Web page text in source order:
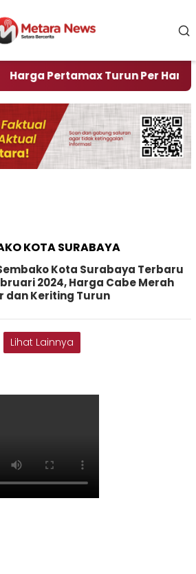
Pertamax Turun Per Hari Ini,
KOTA SURABAYA
Kota Surabaya Terbaru
2024, Harga Cabe Merah
dan Keriting Turun
Lihat Lainnya